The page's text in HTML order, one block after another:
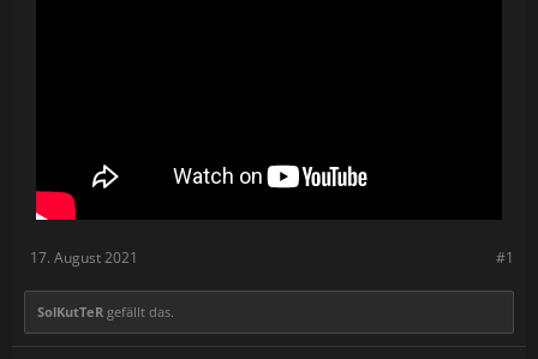
#1
17. August 2021
SolKutTeR gefällt das.